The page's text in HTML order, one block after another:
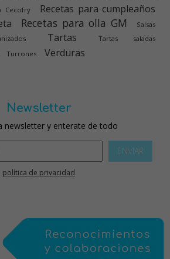
Cecofry
Recetas para cumpleaños
Recetas para olla GM
Salsas
Tartas Tartas saladas
Turrones Verduras
Newsletter
newsletter y enterate de todo
ENVIAR
política de privacidad